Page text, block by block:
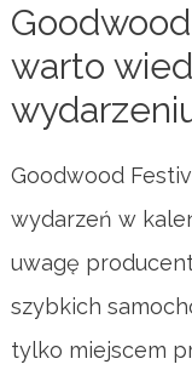
warto
Goodwood
wydarzeń w
uwagę
szybkich
tylko miejscem